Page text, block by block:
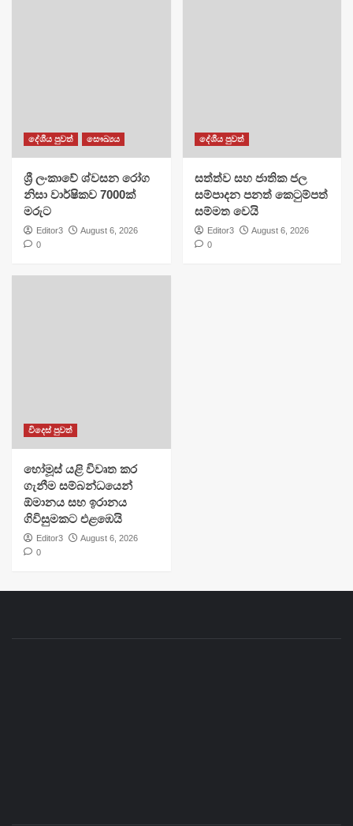
දේශීය පුවත් සෞඛ්‍යය
ශ්‍රී ලංකාවේ ශ්වසන රෝග
නිසා වාර්ෂිකව 7000ක්
මරුට
Editor3
August 6, 2026
0
දේශීය පුවත්
සත්ත්ව සහ ජාතික ජල
සම්පාදන පනත් කෙටුම්පත්
සම්මත වෙයි
Editor3
August 6, 2026
0
විදෙස් පුවත්
හෝමූස් යළි විවෘත කර
ගැනීම සම්බන්ධයෙන්
ඕමානය සහ ඉරානය
ගිවිසුමකට එළඹෙයි
Editor3
August 6, 2026
0